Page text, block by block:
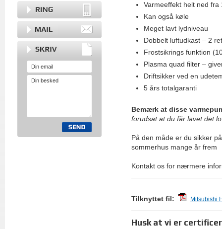
Varmeeffekt helt ned fra
Kan også køle
Meget lavt lydniveau
Dobbelt luftudkast – 2
Frostsikrings funktion
Plasma quad filter –
Driftsikker ved en
5 års totalgaranti
Bemærk at disse
forudsat at du får lavet det
På den måde er du sikker
sommerhus mange år frem
Kontakt os for nærmere
Tilknyttet fil: Mitsubishi
Husk at vi er